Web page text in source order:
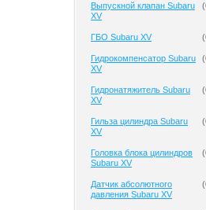
Выпускной клапан Subaru
XV
(
ГБО Subaru XV (
Гидрокомпенсатор Subaru
XV
(
Гидронатяжитель Subaru
XV
(
Гильза цилиндра Subaru
XV
(
Головка блока цилиндров
Subaru XV
(
Датчик абсолютного
давления Subaru XV
(